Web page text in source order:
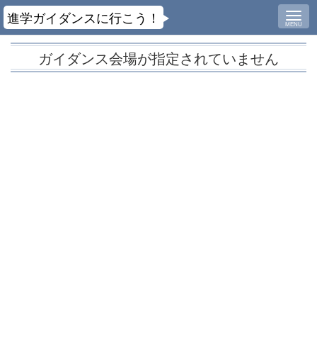
MENU
進学ガイダンスに行こう！
ガイダンス会場が指定されていません